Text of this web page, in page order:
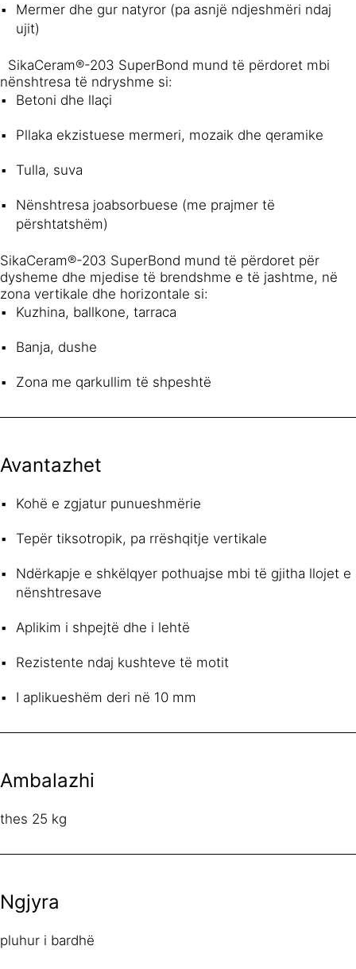
Mermer dhe gur natyror (pa asnjë ndjeshmëri ndaj
ujit)
SikaCeram®-203 SuperBond mund të përdoret mbi
nënshtresa të ndryshme si:
Betoni dhe llaçi
Pllaka ekzistuese mermeri, mozaik dhe qeramike
Tulla, suva
Nënshtresa joabsorbuese (me prajmer të
përshtatshëm)
SikaCeram®-203 SuperBond mund të përdoret për
dysheme dhe mjedise të brendshme e të jashtme, në
zona vertikale dhe horizontale si:
Kuzhina, ballkone, tarraca
Banja, dushe
Zona me qarkullim të shpeshtë
Avantazhet
Kohë e zgjatur punueshmërie
Tepër tiksotropik, pa rrëshqitje vertikale
Ndërkapje e shkëlqyer pothuajse mbi të gjitha llojet e
nënshtresave
Aplikim i shpejtë dhe i lehtë
Rezistente ndaj kushteve të motit
I aplikueshëm deri në 10 mm
Ambalazhi
thes 25 kg
Ngjyra
pluhur i bardhë